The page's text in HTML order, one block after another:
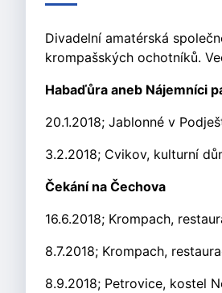
Divadelní amatérská
krompašských ochotníků.
Habaďůra aneb Nájemníci
20.1.2018; Jablonné v
3.2.2018; Cvikov, kulturní
Čekání na Čechova
16.6.2018; Krompach,
8.7.2018; Krompach,
8.9.2018; Petrovice, kostel